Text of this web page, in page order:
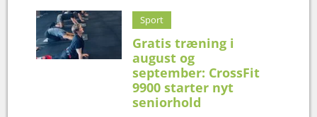
Sport
Gratis træning i
august og
september: CrossFit
9900 starter nyt
seniorhold